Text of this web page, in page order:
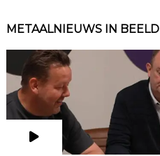
METAALNIEUWS IN BEELD